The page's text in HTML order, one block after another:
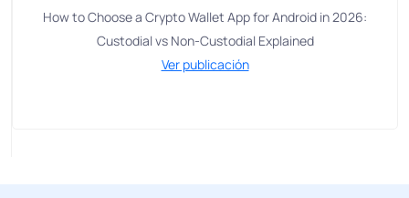
How to Choose a Crypto Wallet App for Android in 2026:
Custodial vs Non-Custodial Explained
Ver publicación